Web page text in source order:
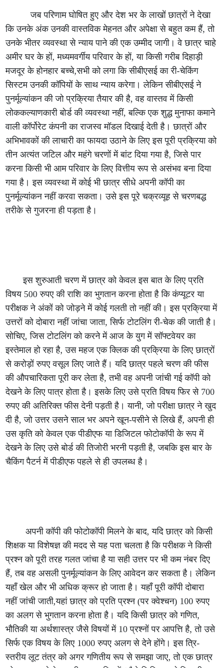
जब परिणाम घोषित हुए और देश भर के लाखों छात्रों ने देखा
कि उनके अंक उनकी वास्तविक मेहनत और अपेक्षा से बहुत कम हैं, तो
उनके भीतर व्यवस्था से न्याय पाने की एक उम्मीद जागी। वे छात्र चाहे
अमीर घर के हों, मध्यमवर्गीय परिवार के हों, या किसी गरीब दिहाड़ी
मजदूर के होनहार बच्चे,सभी को लगा कि सीबीएसई का री-चेकिंग
सिस्टम उनकी कॉपियों के साथ न्याय करेगा। लेकिन सीबीएसई ने
पुनर्मूल्यांकन की जो प्रक्रिया तैयार की है, वह वास्तव में किसी
लोककल्याणकारी बोर्ड की व्यवस्था नहीं, बल्कि एक शुद्ध मुनाफा कमाने
वाली कॉर्पोरेट कंपनी का राजस्व मॉडल दिखाई देती है। छात्रों और
अभिभावकों की लाचारी का फायदा उठाने के लिए इस पूरी प्रक्रिया को
तीन अत्यंत जटिल और महंगे चरणों में बांट दिया गया है, जिसे पार
करना किसी भी आम परिवार के लिए वित्तीय रूप से असंभव बना दिया
गया है। इस व्यवस्था में कोई भी छात्र सीधे अपनी कॉपी का
पुनर्मूल्यांकन नहीं करवा सकता। उसे इस पूरे चक्रव्यूह से चरणबद्ध
तरीके से गुजरना ही पड़ता है।
इस शुरुआती चरण में छात्र को केवल इस बात के लिए प्रति
विषय 500 रुपए की राशि का भुगतान करना होता है कि कंप्यूटर या
परीक्षक ने अंकों को जोड़ने में कोई गलती तो नहीं की। इस प्रक्रिया में
उत्तरों को दोबारा नहीं जांचा जाता, सिर्फ टोटलिंग री-चेक की जाती है।
सोचिए, जिस टोटलिंग को करने में आज के युग में सॉफ्टवेयर का
इस्तेमाल हो रहा है, उस महज एक क्लिक की प्रक्रिया के लिए छात्रों
से करोड़ों रुपए वसूल लिए जाते हैं। यदि छात्र पहले चरण की फीस
की औपचारिकता पूरी कर लेता है, तभी वह अपनी जांची गई कॉपी को
देखने के लिए पात्र होता है। इसके लिए उसे प्रति विषय फिर से 700
रुपए की अतिरिक्त फीस देनी पड़ती है। यानी, जो परीक्षा छात्र ने खुद
दी है, जो उत्तर उसने साल भर अपने खून-पसीने से लिखे हैं, अपनी ही
उस कृति को केवल एक पीडीएफ या डिजिटल फोटोकॉपी के रूप में
देखने के लिए उसे बोर्ड की तिजोरी भरनी पड़ती है, जबकि इस बार के
चैकिंग पैटर्न में पीडीएफ पहले से ही उपलब्ध है।
अपनी कॉपी की फोटोकॉपी मिलने के बाद, यदि छात्र को किसी
शिक्षक या विशेषज्ञ की मदद से यह पता चलता है कि परीक्षक ने किसी
प्रश्न को पूरी तरह गलत जांचा है या सही उत्तर पर भी कम नंबर दिए
हैं, तब वह असली पुनर्मूल्यांकन के लिए आवेदन कर सकता है। लेकिन
यहाँ खेल और भी अधिक क्रूर हो जाता है। यहाँ पूरी कॉपी दोबारा
नहीं जांची जाती,यहां छात्र को प्रति प्रश्न (पर क्वेश्चन) 100 रुपए
का अलग से भुगतान करना होता है। यदि किसी छात्र को गणित,
भौतिकी या अर्थशास्त्र जैसे विषयों में 10 प्रश्नों पर आपत्ति है, तो उसे
सिर्फ एक विषय के लिए 1000 रुपए अलग से देने होंगे। इस त्रि-
स्तरीय लूट तंत्र को अगर गणितीय रूप से समझा जाए, तो एक छात्र